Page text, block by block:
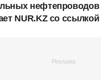
нефтепроводов
NUR.KZ со